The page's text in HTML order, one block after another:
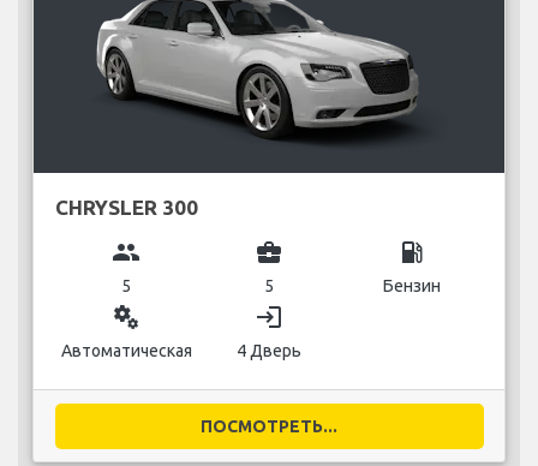
CHRYSLER 300
group
5
business_center
5
local_gas_station
Бензин
miscellaneous_services
Автоматическая
login
4 Дверь
ПОСМОТРЕТЬ...